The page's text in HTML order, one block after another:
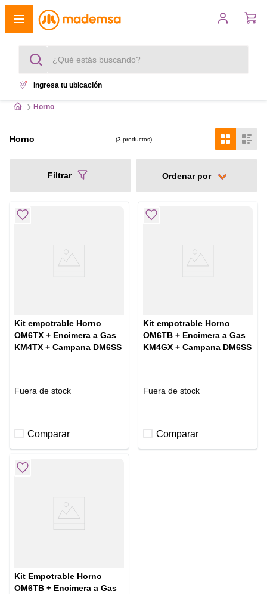
¿Qué estás buscando?
refrigerador
Ingresa tu ubicación
Horno
Horno 3 productos
Filtrar
Kit empotrable Horno
OM6TX + Encimera a Gas
KM4TX + Campana DM6SS
Fuera de stock
Comparar
Kit empotrable Horno
OM6TB + Encimera a Gas
KM4GX + Campana DM6SS
Fuera de stock
Comparar
Kit Empotrable Horno
OM6TB + Encimera a Gas